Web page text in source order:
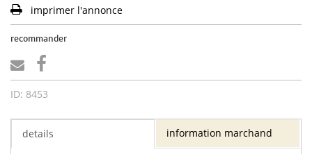
imprimer l'annonce
recommander
ID: 8453
details information marchand